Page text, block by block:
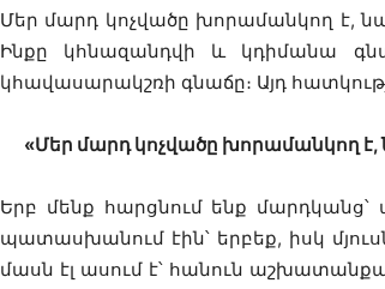
Մեր մարդ կոչվածը խորամանկող է, նա
Ինքը կհնազանդվի և կդիմանա
կհավասարակշռի գնաճը։ Այդ
«Մեր մարդ կոչվածը խորամանկող է,
Երբ մենք հարցնում ենք
պատասխանում էին՝ երբեք, իսկ
մասն էլ ասում է՝ հանուն